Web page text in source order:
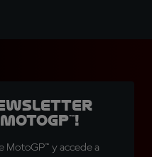
MotoGP™ y accede a